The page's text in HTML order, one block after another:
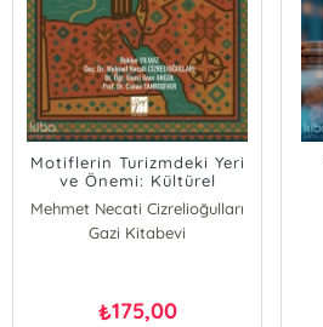
Motiflerin Turizmdeki Yeri
ve Önemi: Kültürel
Zenginlik ve Turist
Deneyimi
Mehmet Necati Cizrelioğulları
Rukiye Yılmaz
Gazi Kitabevi
₺175,00